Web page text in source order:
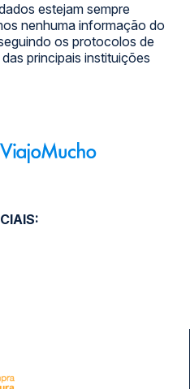
estejam sempre
nenhuma informação do
os protocolos de
principais instituições